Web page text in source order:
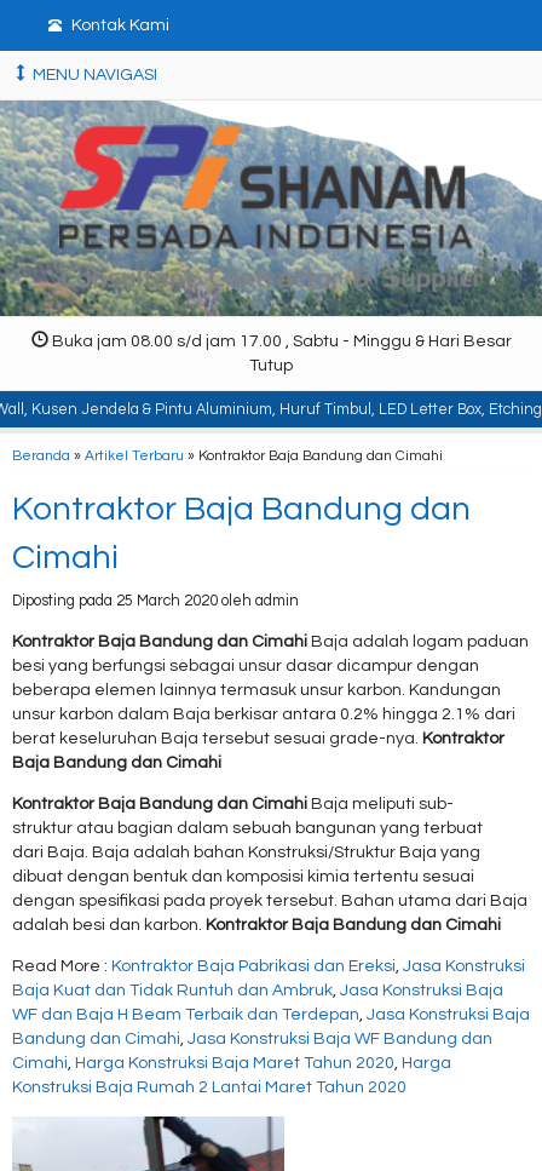
Kontak Kami
MENU NAVIGASI
Buka jam 08.00 s/d jam 17.00 , Sabtu - Minggu & Hari Besar
Tutup
Jendela & Pintu Aluminium, Huruf Timbul, LED Letter Box, Etching,
Beranda » Artikel Terbaru » Kontraktor Baja Bandung dan Cimahi
Kontraktor Baja Bandung dan
Cimahi
Diposting pada 25 March 2020 oleh admin
Kontraktor Baja Bandung dan Cimahi Baja adalah logam paduan
besi yang berfungsi sebagai unsur dasar dicampur dengan
beberapa elemen lainnya termasuk unsur karbon. Kandungan
unsur karbon dalam Baja berkisar antara 0.2% hingga 2.1% dari
berat keseluruhan Baja tersebut sesuai grade-nya. Kontraktor
Baja Bandung dan Cimahi
Kontraktor Baja Bandung dan Cimahi Baja meliputi sub-
struktur atau bagian dalam sebuah bangunan yang terbuat
dari Baja. Baja adalah bahan Konstruksi/Struktur Baja yang
dibuat dengan bentuk dan komposisi kimia tertentu sesuai
dengan spesifikasi pada proyek tersebut. Bahan utama dari Baja
adalah besi dan karbon. Kontraktor Baja Bandung dan Cimahi
Read More : Kontraktor Baja Pabrikasi dan Ereksi, Jasa Konstruksi
Baja Kuat dan Tidak Runtuh dan Ambruk, Jasa Konstruksi Baja
WF dan Baja H Beam Terbaik dan Terdepan, Jasa Konstruksi Baja
Bandung dan Cimahi, Jasa Konstruksi Baja WF Bandung dan
Cimahi, Harga Konstruksi Baja Maret Tahun 2020, Harga
Konstruksi Baja Rumah 2 Lantai Maret Tahun 2020